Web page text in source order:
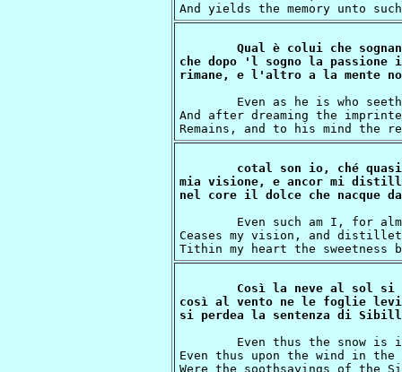
Qual è colui che
che dopo 'l sogno la passione
And after dreaming the
cotal son io, ché
mia visione, e ancor mi
Ceases my vision, and
Così la neve al sol
così al vento ne le foglie levi
Even thus upon the wind in